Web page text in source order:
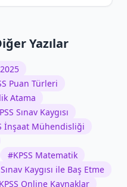
Yazılar
Puan Türleri
Atama
Sınav Kaygısı
İnşaat Mühendisliği
#KPSS Matematik
Sınav Kaygısı ile Baş Etme
KPSS Online Kaynaklar